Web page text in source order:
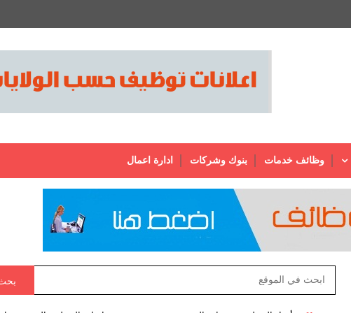
وظائف خدمات بنوك وشركات ادارة اعمال